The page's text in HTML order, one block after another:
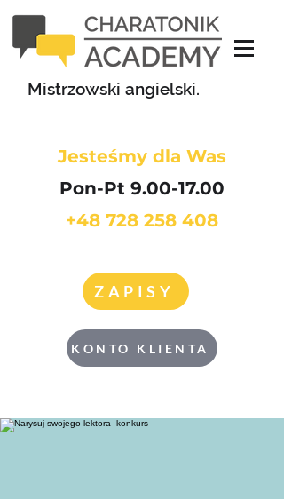
Jesteśmy dla Was
Pon-Pt 9.00-17.00
+48 728 258 408
KONTO KLIENTA
ZAPISY
Mistrzowski angielski.